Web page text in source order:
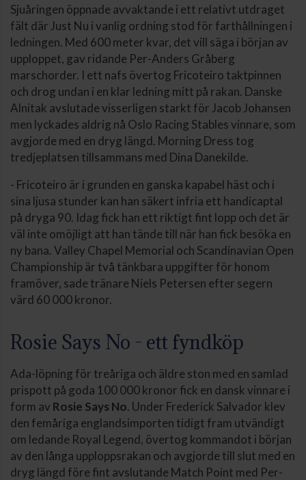
Sjuåringen öppnade avvaktande i ett relativt utdraget
fält där Just Nu i vanlig ordning stod för farthållningen i
ledningen. Med 600 meter kvar, det vill säga i början av
upploppet, gav ridande Per-Anders Gråberg
marschorder. I ett nafs övertog Fricoteiro taktpinnen
och drog undan i en klar ledning mitt på rakan. Danske
Alnitak avslutade visserligen starkt för Jacob Johansen
men lyckades aldrig nå Oslo Racing Stables vinnare, som
avgjorde med en dryg längd. Morning Dress tog
tredjeplatsen tillsammans med Dina Danekilde.
- Fricoteiro är i grunden en ganska kapabel häst och i
sina ljusa stunder kan han säkert infria ett handicaptal
på dryga 90. Idag fick han ett riktigt fint lopp och det är
väl inte omöjligt att han tände till när han fick besöka en
ny bana. Valley Chapel Memorial och Scandinavian Open
Championship är två tänkbara uppgifter för honom
framöver, sade tränare Niels Petersen efter segern
värd 60 000 kronor.
Rosie Says No - ett fyndköp
Ada-löpning för treåriga och äldre ston med en samlad
prispott på goda 100 000 kronor fick en dansk vinnare i
form av Rosie Says No. Under Frederick Salvador klev
den femåriga englandsimporten tidigt fram utvändigt
om ledande Royal Legend, övertog kommandot i början
av den långa upploppsrakan och avgjorde till slut med en
dryg längd före fint avslutande Match Point med Per-